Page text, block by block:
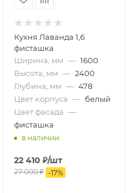
Кухня Лаванда 1,6
фисташка
Ширина, мм — 1600
Высота, мм — 2400
Глубина, мм — 478
Цвет корпуса — белый
Цвет фасада —
фисташка
в наличии
22 410 ₽/шт
27 000₽ -17%